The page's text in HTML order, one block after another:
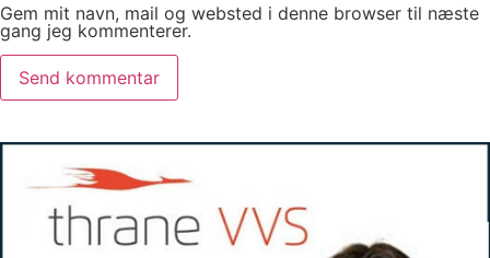
Gem mit navn, mail og websted i denne browser til næste
gang jeg kommenterer.